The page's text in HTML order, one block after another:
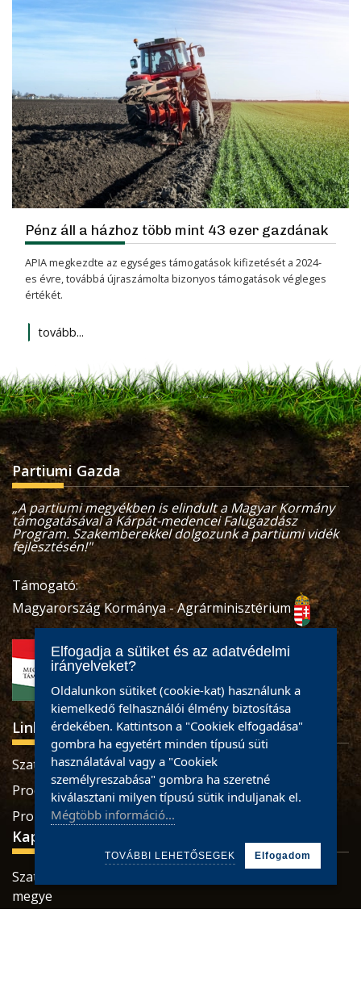
Pénz áll a házhoz több mint 43 ezer gazdának
APIA megkezdte az egységes támogatások kifizetését a 2024-
es évre, továbbá újraszámolta bizonyos támogatások végleges
értékét.
tovább...
Partiumi Gazda
„A partiumi megyékben is elindult a Magyar Kormány
támogatásával a Kárpát-medencei Falugazdász
Program. Szakemberekkel dolgozunk a partiumi vidék
fejlesztésén!"
Támogató:
Magyarország Kormánya - Agrárminisztérium
Linkek
Szatmári termékek
Produse sătmărene
Pro Economica Alapítvány
Kapcsolat
Szatmárnémeti, Retezatului utca, 32 szám, Szatmár
megye
Elfogadja a sütiket és az adatvédelmi
irányelveket?
Oldalunkon sütiket (cookie-kat) használunk a
kiemelkedő felhasználói élmény biztosítása
érdekében. Kattintson a "Cookiek elfogadása"
gombra ha egyetért minden típusú süti
használatával vagy a "Cookiek
személyreszabása" gombra ha szeretné
kiválasztani milyen típusú sütik induljanak el.
Mégtöbb információ...
TOVÁBBI LEHETŐSEGEK Elfogadom